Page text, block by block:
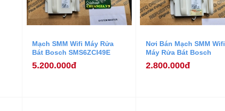
Mạch SMM Wifi Máy Rửa
Bát Bosch SMS6ZCI49E
5.200.000đ
Nơi Bán Mạch SMM Wifi
Máy Rửa Bát Bosch
2.800.000đ